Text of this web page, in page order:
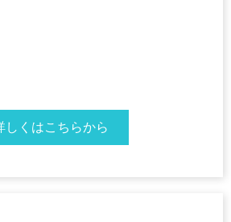
しくはこちらから